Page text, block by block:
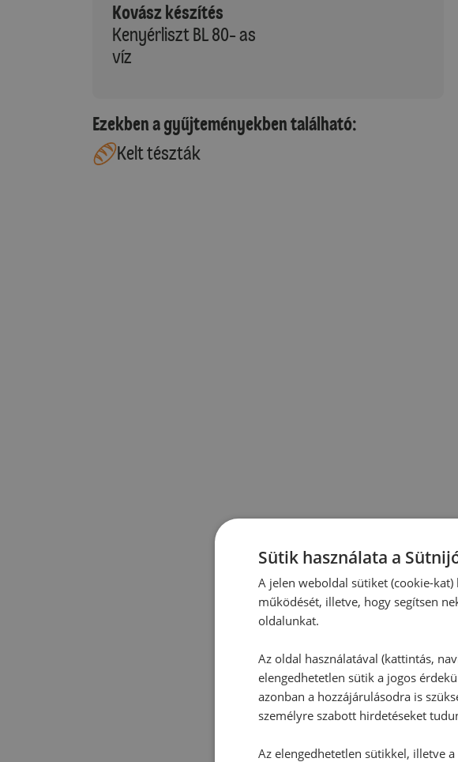
Kovász készítés
Kenyérliszt BL 80- as
víz
Ezekben a gyűjteményekben található:
Kelt tészták
Sütik használata a
A jelen weboldal sütiket (cookie-
működését, illetve, hogy segítsen
oldalunkat.
Az oldal használatával (kattintás,
elengedhetetlen sütik a jogos
azonban a hozzájárulásodra is
személyre szabott hirdetéseket
Az elengedhetetlen sütikkel, illetve